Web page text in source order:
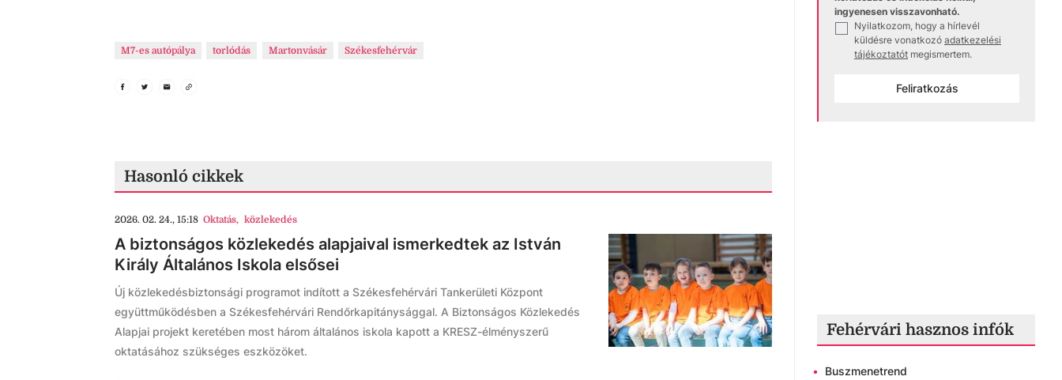
M7-es autópálya torlódás Martonvásár Székesfehérvár
Hasonló cikkek
2026. 02. 24., 15:18 Oktatás, közlekedés
A biztonságos közlekedés alapjaival ismerkedtek az István
Király Általános Iskola elsősei
Új közlekedésbiztonsági programot indított a Székesfehérvári Tankerületi Központ
együttműködésben a Székesfehérvári Rendőrkapitánysággal. A Biztonságos Közlekedés
Alapjai projekt keretében most három általános iskola kapott a KRESZ-élményszerű
oktatásához szükséges eszközöket.
ingyenesen visszavonható.
✓
Nyilatkozom, hogy a hírlevél
küldésre vonatkozó adatkezelési
tájékoztatót megismertem.
Feliratkozás
Fehérvári hasznos infók
• Buszmenetrend